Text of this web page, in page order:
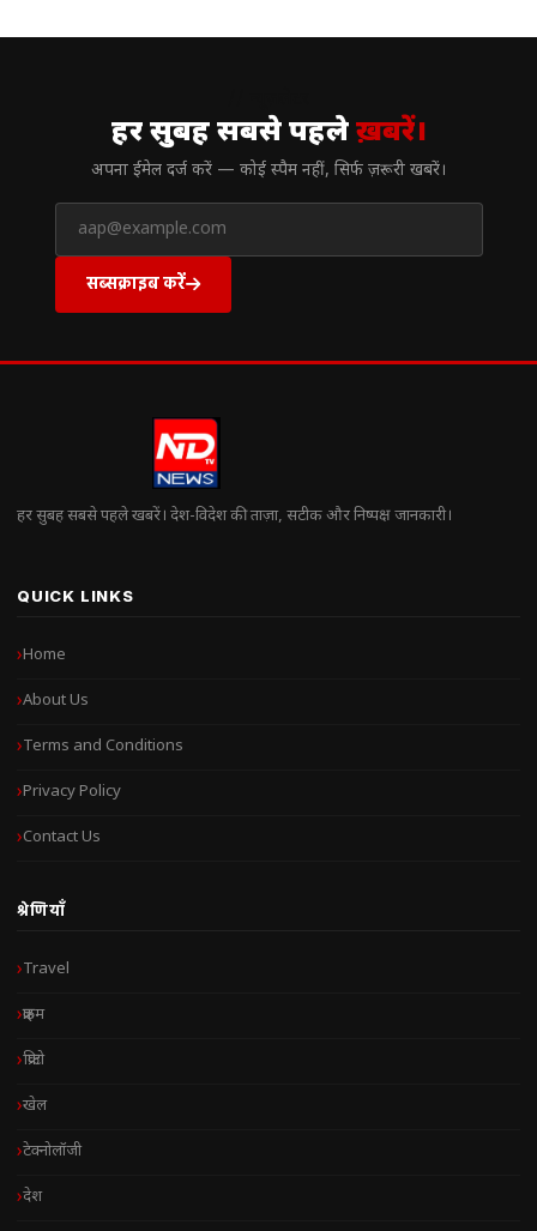
हर सुबह सबसे पहलेख़बरें।
अपना ईमेल दर्ज करें — कोई स्पैम नहीं, सिर्फ ज़रूरी खबरें।
सब्सक्राइब करें
हर सुबह सबसे पहले खबरें। देश-विदेश की ताज़ा, सटीक और निष्पक्ष जानकारी।
QUICK LINKS
Home
About Us
Terms and Conditions
Privacy Policy
Contact Us
श्रेणियाँ
Travel
क्राइम
क्रिप्टो
खेल
टेक्नोलॉजी
देश